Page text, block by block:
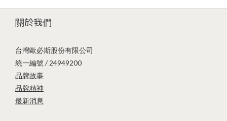
關於我們
台灣歐必斯股份有限公司
統一編號 / 24949200
品牌故事
品牌精神
最新消息